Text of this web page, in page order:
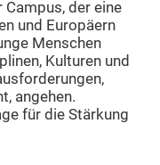
der eine
und Europäern
Menschen
Kulturen und
angehen.
für die Stärkung